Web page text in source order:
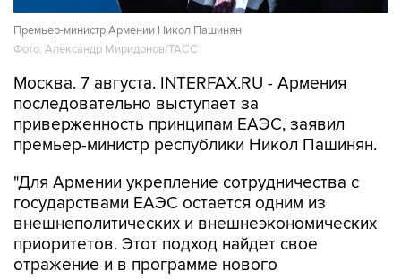
Премьер-министр Армении Никол Пашинян
Фото: Александр Миридонов/ТАСС
Москва. 7 августа. INTERFAX.RU - Армения
последовательно выступает за
приверженность принципам ЕАЭС, заявил
премьер-министр республики Никол Пашинян.
"Для Армении укрепление сотрудничества с
государствами ЕАЭС остается одним из
внешнеполитических и внешнеэкономических
приоритетов. Этот подход найдет свое
отражение и в программе нового